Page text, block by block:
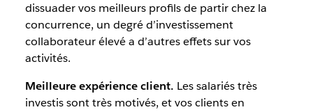
dissuader vos meilleurs profils de partir chez la
concurrence, un degré d’investissement
collaborateur élevé a d’autres effets sur vos
activités.
Meilleure expérience client. Les salariés très
investis sont très motivés, et vos clients en